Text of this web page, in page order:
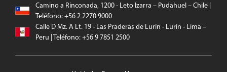
Camino a Rinconada, 1200 - Leto Izarra – Pudahuel – Chile |
Teléfono: +56 2 2270 9000
Calle D Mz. A Lt. 19 - Las Praderas de Lurín - Lurín - Lima –
Peru | Teléfono: +56 9 7851 2500